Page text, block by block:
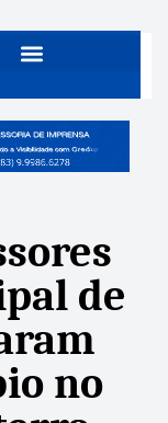
de
no